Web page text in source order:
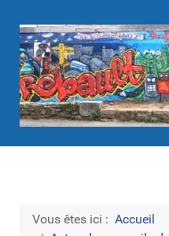
Vous êtes ici : Accueil